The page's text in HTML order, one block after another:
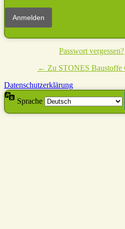
Passwort vergessen?
← Zu STONES Baustoffe
Datenschutzerklärung
Sprache